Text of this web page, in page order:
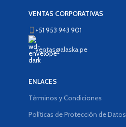
VENTAS CORPORATIVAS
+51 953 943 901
ventas@alaska.pe
ENLACES
Términos y Condiciones
Políticas de Protección de Datos